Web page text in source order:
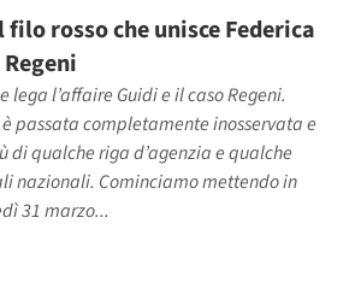
filo rosso che unisce Federica
lega l’affaire Guidi e il caso Regeni.
è passata completamente inosservata e
di qualche riga d’agenzia e qualche
nazionali. Cominciamo mettendo in
31 marzo...